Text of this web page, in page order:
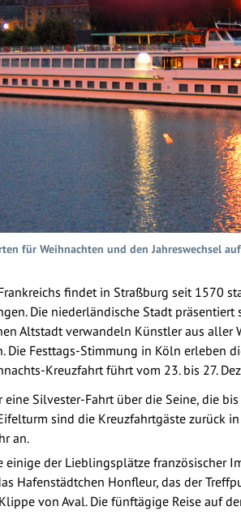
für Weihnachten und den Jahreswechsel
findet in Straßburg seit 1570
Die niederländische Stadt
Altstadt verwandeln Künstler aus
Die Festtags-Stimmung in Köln erleben
Kreuzfahrt führt vom 23. bis 27.
eine Silvester-Fahrt über die Seine, die
sind die Kreuzfahrtgäste zurück
an.
einige der Lieblingsplätze französischer
Hafenstädtchen Honfleur, das der
von Aval. Die fünftägige Reise auf